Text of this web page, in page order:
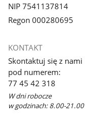
NIP 7541137814
Regon 000280695
KONTAKT
Skontaktuj się z nami
pod numerem:
77 45 42 318
W dni robocze
w godzinach: 8.00-21.00